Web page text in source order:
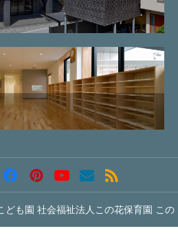
も園 社会福祉法人この花保育園 この